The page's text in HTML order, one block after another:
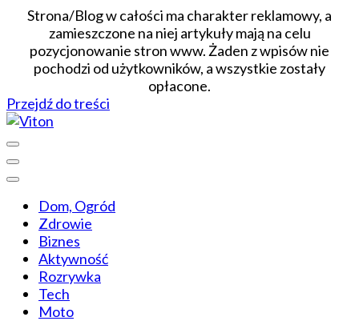
Strona/Blog w całości ma charakter reklamowy, a
zamieszczone na niej artykuły mają na celu
pozycjonowanie stron www. Żaden z wpisów nie
pochodzi od użytkowników, a wszystkie zostały
opłacone.
Przejdź do treści
Viton
Dom, Ogród
Zdrowie
Biznes
Aktywność
Rozrywka
Tech
Moto